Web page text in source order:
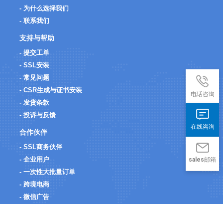
- 为什么选择我们
- 联系我们
支持与帮助
- 提交工单
- SSL安装
- 常见问题
- CSR生成与证书安装
- 发货条款
- 投诉与反馈
合作伙伴
- SSL商务伙伴
- 企业用户
- 一次性大批量订单
- 跨境电商
- 微信广告
电话咨询
在线咨询
sales邮箱